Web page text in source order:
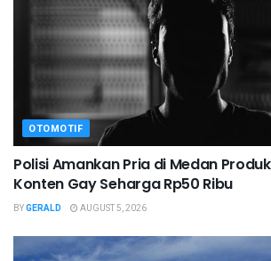
OTOMOTIF
Polisi Amankan Pria di Medan
Konten Gay Seharga Rp50 Ribu
BYGERALD AUGUST 5, 2026